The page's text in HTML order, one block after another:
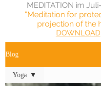
MEDITATION im
"Meditation for
projection of the
DOWNLOAD
Blog
Yoga